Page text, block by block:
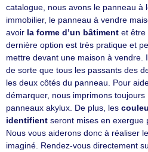
catalogue, nous avons le panneau à
immobilier, le panneau à vendre
avoir la forme d’un bâtiment et être
dernière option est très pratique et
mettre devant une maison à vendre.
de sorte que tous les passants des
les deux côtés du panneau. Pour
démarquer, nous imprimons toujours
panneaux akylux. De plus, les
identifient seront mises en exergue
Nous vous aiderons donc à réaliser
imaginé. Rendez-vous directement